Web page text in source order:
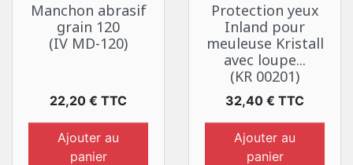
Manchon abrasif
grain 120
(IV MD-120)
Prix
22,20 € TTC
Ajouter au
panier
Protection yeux
Inland pour
meuleuse Kristall
avec loupe...
(KR 00201)
Prix
32,40 € TTC
Ajouter au
panier